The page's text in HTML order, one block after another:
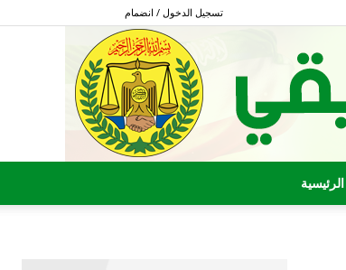
تسجيل الدخول / انضمام
الرئيسية